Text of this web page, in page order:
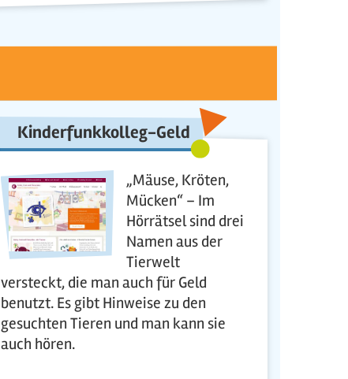
Kinderfunkkolleg-Geld
„Mäuse, Kröten,
Mücken“ – Im
Hörrätsel sind drei
Namen aus der
Tierwelt
versteckt, die man auch für Geld
benutzt. Es gibt Hinweise zu den
gesuchten Tieren und man kann sie
auch hören.